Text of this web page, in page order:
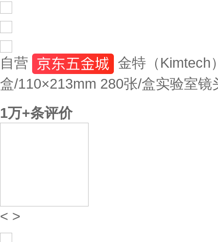
自营
金特（Kimtech
盒/110×213mm 280张/盒实验室
1万+条评价
< >